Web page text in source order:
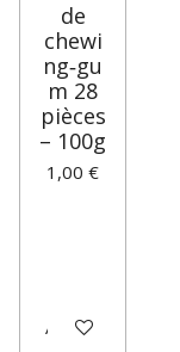
panier
de
chewi
ng‑gu
m 28
pièces
– 100g
1,00 €
Ajouter au